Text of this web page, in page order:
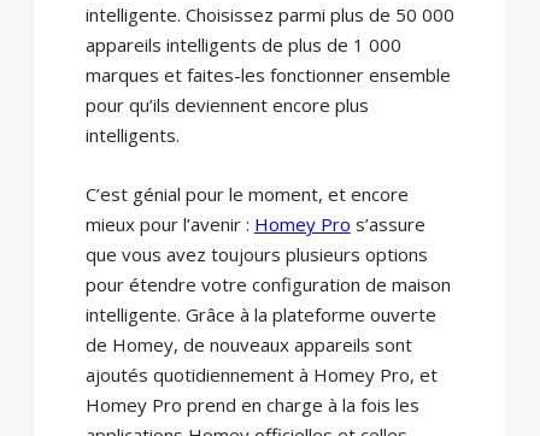
intelligente. Choisissez parmi plus de 50 000
appareils intelligents de plus de 1 000
marques et faites-les fonctionner ensemble
pour qu’ils deviennent encore plus
intelligents.
C’est génial pour le moment, et encore
mieux pour l’avenir : Homey Pro s’assure
que vous avez toujours plusieurs options
pour étendre votre configuration de maison
intelligente. Grâce à la plateforme ouverte
de Homey, de nouveaux appareils sont
ajoutés quotidiennement à Homey Pro, et
Homey Pro prend en charge à la fois les